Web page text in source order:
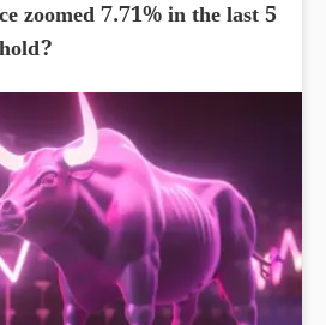
zoomed 7.71% in the last 5